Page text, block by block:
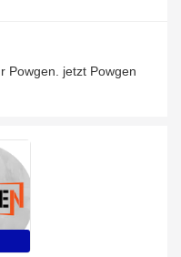
Powgen. jetzt Powgen